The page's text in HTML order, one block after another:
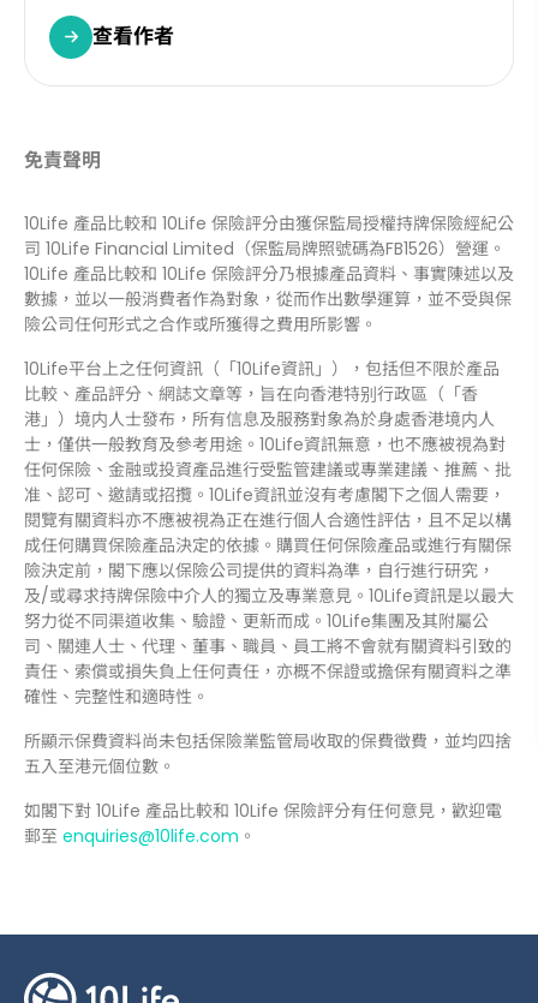
查看作者
免責聲明
10Life 產品比較和 10Life 保險評分由獲保監局授權持牌保險經紀公
司 10Life Financial Limited（保監局牌照號碼為FB1526）營運。
10Life 產品比較和 10Life 保險評分乃根據產品資料、事實陳述以及
數據，並以一般消費者作為對象，從而作出數學運算，並不受與保
險公司任何形式之合作或所獲得之費用所影響。
10Life平台上之任何資訊（「10Life資訊」），包括但不限於產品
比較、產品評分、網誌文章等，旨在向香港特别行政區（「香
港」）境内人士發布，所有信息及服務對象為於身處香港境内人
士，僅供一般教育及參考用途。10Life資訊無意，也不應被視為對
任何保險、金融或投資產品進行受監管建議或專業建議、推薦、批
准、認可、邀請或招攬。10Life資訊並沒有考慮閣下之個人需要，
閱覽有關資料亦不應被視為正在進行個人合適性評估，且不足以構
成任何購買保險產品決定的依據。購買任何保險產品或進行有關保
險決定前，閣下應以保險公司提供的資料為準，自行進行研究，
及/或尋求持牌保險中介人的獨立及專業意見。10Life資訊是以最大
努力從不同渠道收集、驗證、更新而成。10Life集團及其附屬公
司、關連人士、代理、董事、職員、員工將不會就有關資料引致的
責任、索償或損失負上任何責任，亦概不保證或擔保有關資料之準
確性、完整性和適時性。
所顯示保費資料尚未包括保險業監管局收取的保費徵費，並均四捨
五入至港元個位數。
如閣下對 10Life 產品比較和 10Life 保險評分有任何意見，歡迎電
郵至 enquiries@10life.com 。